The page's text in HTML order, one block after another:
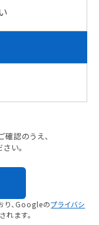
認のうえ、
い。
、 Googleのプライバシ
れます。